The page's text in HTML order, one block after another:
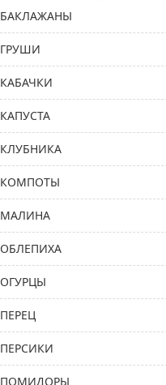
БАКЛАЖАНЫ
ГРУШИ
КАБАЧКИ
КАПУСТА
КЛУБНИКА
КОМПОТЫ
МАЛИНА
ОБЛЕПИХА
ОГУРЦЫ
ПЕРЕЦ
ПЕРСИКИ
ПОМИДОРЫ